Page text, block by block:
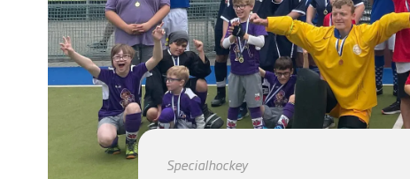
Specialhockey